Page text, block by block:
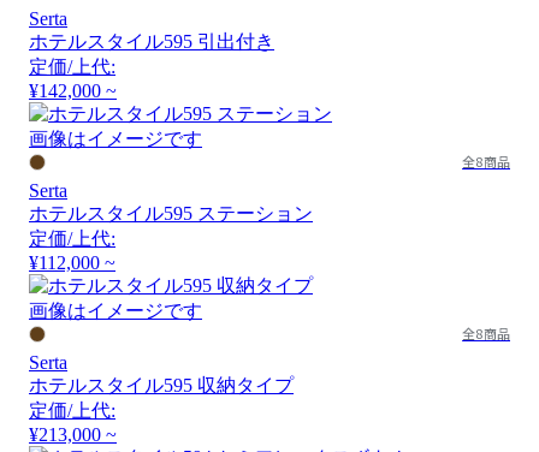
Serta
ホテルスタイル595 引出付き
定価/上代:
¥142,000 ~
画像はイメージです
全8商品
Serta
ホテルスタイル595 ステーション
定価/上代:
¥112,000 ~
画像はイメージです
全8商品
Serta
ホテルスタイル595 収納タイプ
定価/上代:
¥213,000 ~